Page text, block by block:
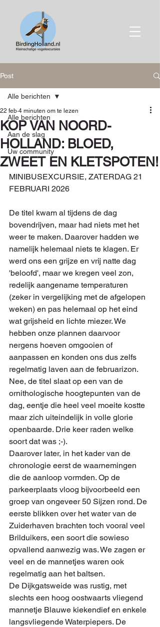
Post
Alle berichten
Aan de slag
Uw community
Alle berichten
KOP VAN NOORD-
HOLLAND: BLOED,
ZWEET EN KLETSPOTEN!
22 feb 4 minuten om te lezen
MINIBUSEXCURSIE, ZATERDAG 21
FEBRUARI 2026
De titel kwam al tijdens de dag
bovendrijven, maar had niets met het
weer te maken. Daarover hadden we
namelijk helemaal niets te klagen. Er
werd ons een grijze en vrij natte dag
'beloofd', maar we kregen veel zon,
redelijk aangename temperaturen
(zeker in vergelijking met de afgelopen
weken) en pas helemaal op het eind
wat grijsheid en lichte miezer. We
hebben onze plannen daarvoor
nergens hoeven omgooien of
aanpassen en konden ons dus zelfs
regelmatig laven aan de februarizon.
Nee, de titel slaat op een van de
ornithologische hoogtepunten van de
dag, eentje die heel veel moeite kostte
maar zich uiteindelijk in volle glorie
openbaarde. Drie keer raden welke
soort dat was ;-).
Daarover later, in het kader van de
chronologie eerst de waarnemingen
die de aanloop vormden. Op de
parkeerplaats vloog bijvoorbeeld een
groep van ongeveer 50 Sijzen rond. De
eerste blikken over het water van de
Zuiderhaven brachten toch vooral veel
Brilduikers, een soort die sowieso
opvallend aanwezig was. We zagen er
veel en de mannetjes waren ook
regelmatig aan het baltsen.
De Dijkgatsweide was rustig, met
slechts een hoog oostwaarts vliegend
mannetje Blauwe kiekendief en enkele
langsvliegende Waterpiepers. De